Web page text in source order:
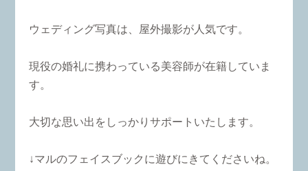
ウェディング写真は、屋外撮影が人気です。
現役の婚礼に携わっている美容師が在籍していま
す。
大切な思い出をしっかりサポートいたします。
↓マルのフェイスブックに遊びにきてくださいね。